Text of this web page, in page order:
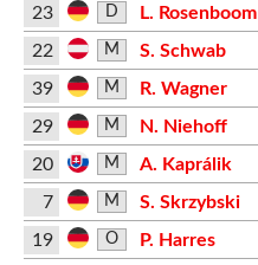
23
D
L. Rosenboom
22
M
S. Schwab
39
M R. Wagner
29 M N. Niehoff
20 M A. Kaprálik
7 M S. Skrzybski
19 O P. Harres